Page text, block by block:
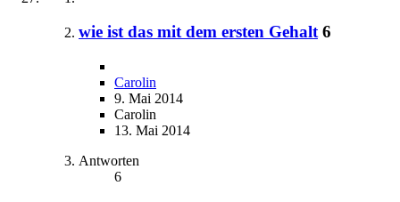
wie ist das mit dem ersten Gehalt 6
Carolin
9. Mai 2014
Carolin
13. Mai 2014
Antworten
6